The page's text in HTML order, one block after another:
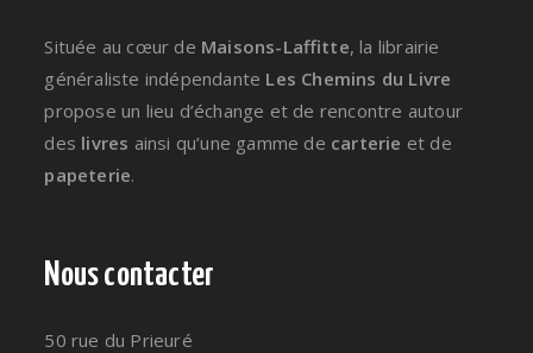
Située au cœur de Maisons-Laffitte, la librairie
généraliste indépendante Les Chemins du Livre
propose un lieu d’échange et de rencontre autour
des livres ainsi qu’une gamme de carterie et de
papeterie.
Nous contacter
50 rue du Prieuré